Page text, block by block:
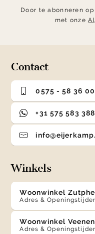
Door te abonneren
met onze
Contact
0575 - 58 36 00
+31 575 583 388
Winkels
Woonwinkel
Adres &
Woonwinkel
Adres &